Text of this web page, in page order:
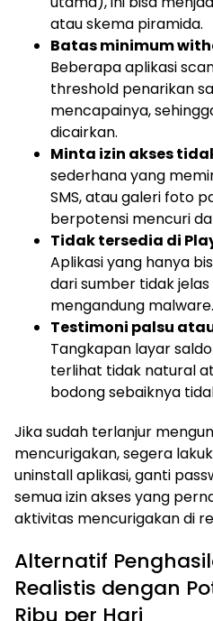
atau skema piramida.
Batas minimum
Beberapa aplikasi
threshold penarikan
mencapainya,
dicairkan.
Minta izin akses
sederhana yang
SMS, atau galeri foto
berpotensi mencuri
Tidak tersedia di
Aplikasi yang hanya
dari sumber tidak
mengandung malware.
Testimoni palsu
Tangkapan layar
terlihat tidak natural
bodong sebaiknya
Jika sudah terlanjur
mencurigakan, segera
uninstall aplikasi, ganti
semua izin akses yang
aktivitas mencurigakan di
Alternatif
Realistis dengan
Ribu per Hari